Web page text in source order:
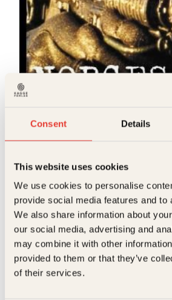
Consent Details
This website uses cookies
We use cookies to personalise
provide social media features and to
We also share information about
our social media, advertising and
may combine it with other
provided to them or that they’ve
of their services.
Tom Bakkeli
Innbundet Les mer
Tom Bakkeli